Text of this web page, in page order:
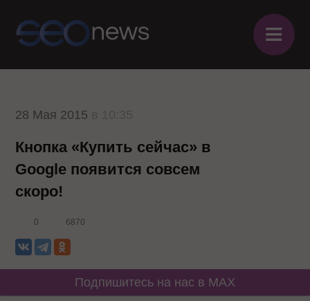
≡
28 Мая 2015
Кнопка «Купить сейчас» в
Google появится совсем
скоро!
0 6870
Подпишитесь на нас в MAX